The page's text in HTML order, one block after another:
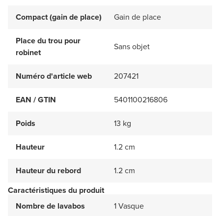
Compact (gain de place) Gain de place
Place du trou pour
robinet
Sans objet
Numéro d'article web 207421
EAN / GTIN 5401100216806
Poids 13 kg
Hauteur 1.2 cm
Hauteur du rebord
1.2 cm
Caractéristiques du produit
Nombre de lavabos
1 Vasque